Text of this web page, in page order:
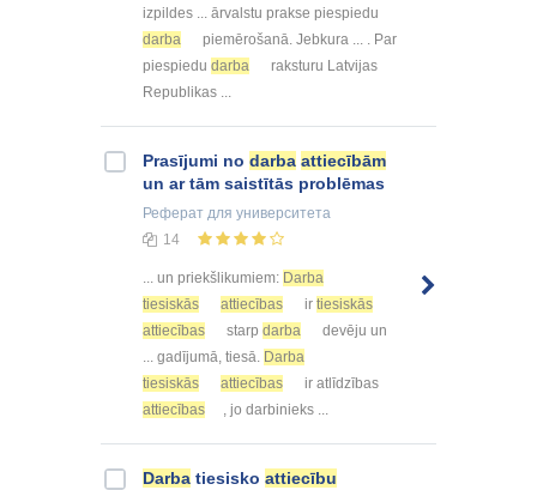
izpildes ... ārvalstu prakse piespiedu
darba
piemērošanā. Jebkura ... . Par
piespiedu darba
raksturu Latvijas
Republikas ...
Prasījumi no darba attiecībām
un ar tām saistītās problēmas
Реферат для университета
14
... un priekšlikumiem: Darba
tiesiskās
attiecības ir tiesiskās
attiecības
starp darba
devēju un
... gadījumā, tiesā. Darba
tiesiskās
attiecības
ir atlīdzības
attiecības
, jo darbinieks ...
Darba tiesisko attiecību